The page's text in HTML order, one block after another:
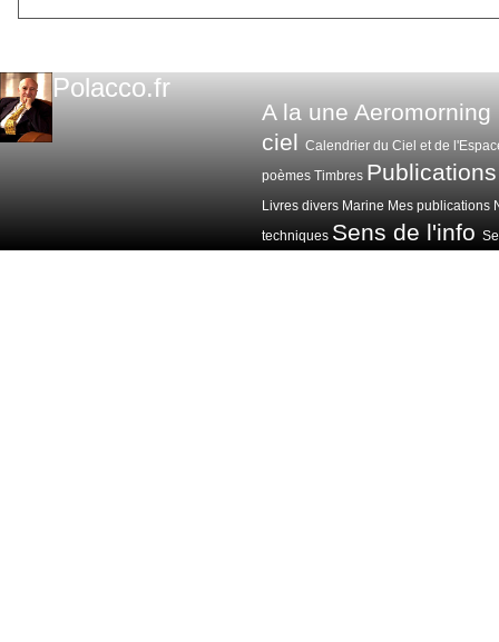
Polacco.fr
A la une Aeromorning
ciel Calendrier du Ciel et de
poèmes Timbres Publications
Livres divers Marine Mes publications
techniques Sens de l'info